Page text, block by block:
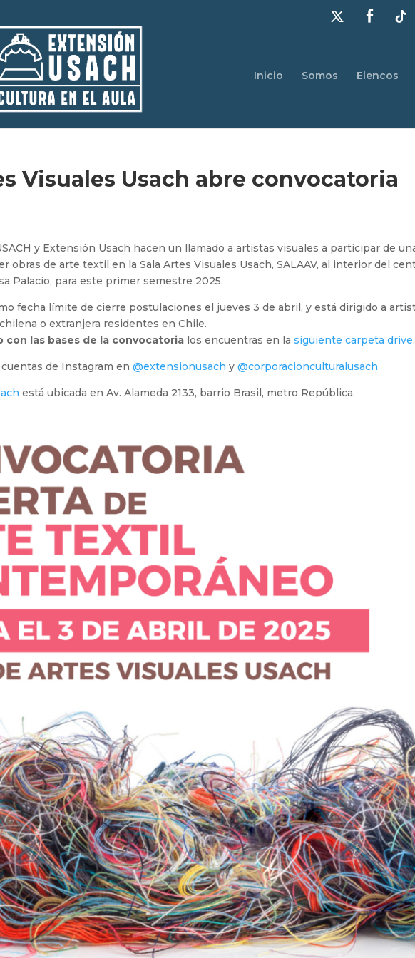
Inicio Somos Elencos
Visuales Usach abre convocatoria
y Extensión Usach hacen un llamado a artistas visuales a participar de
obras de arte textil en la Sala Artes Visuales Usach, SALAAV, al interior del
Palacio, para este primer semestre 2025.
fecha límite de cierre postulaciones el jueves 3 de abril, y está dirigido a
o extranjera residentes en Chile.
con las bases de la convocatoria los encuentras en lasiguiente carpeta drive.
cuentas de Instagram en@extensionusach y@corporacionculturalusach
está ubicada en Av. Alameda 2133, barrio Brasil, metro República.